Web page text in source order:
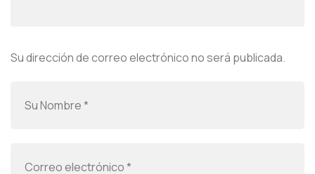
Su dirección de correo electrónico no será publicada.